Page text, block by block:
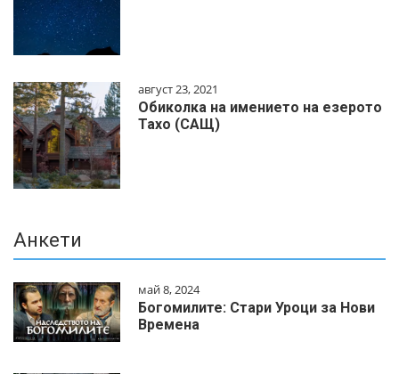
август 23, 2021
Обиколка на имението на езерото
Тахо (САЩ)
Анкети
май 8, 2024
Богомилите: Стари Уроци за Нови
Времена